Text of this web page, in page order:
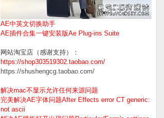
AE中英文切换助手
AE插件合集一键安装版Ae Plug-ins Suite
网站淘宝店（感谢支持）：
https://shop303519302.taobao.com/
https://shushengcg.taobao.com/
解决mac不显示允许任何来源问题
完美解决AE字体问题After Effects error CT generic:
not ascii